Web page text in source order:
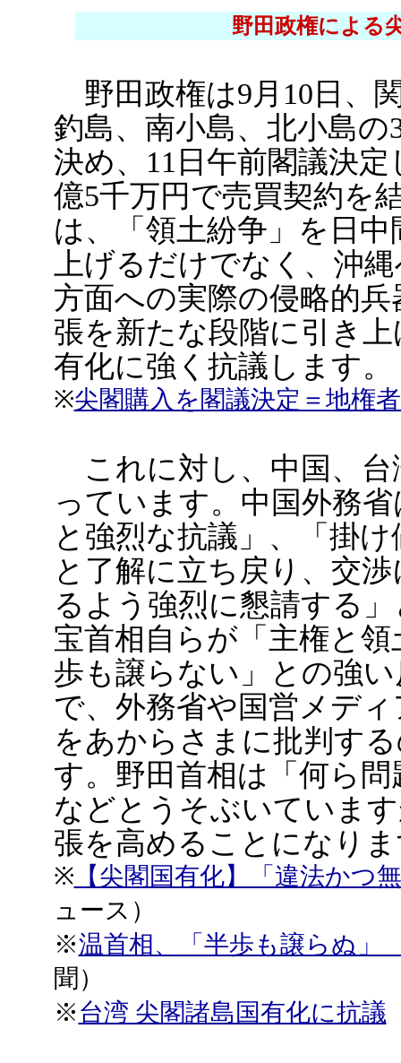
野田政権による
野田政権は9月10日、
釣島、南小島、北小島
決め、11日午前閣議決
億5千万円で売買契約を
は、「領土紛争」を日
上げるだけでなく、沖
方面への実際の侵略的
張を新たな段階に引き
有化に強く抗議します。
※尖閣購入を閣議決定＝地権
これに対し、中国、台
っています。中国外務
と強烈な抗議」、「掛
と了解に立ち戻り、交
るよう強烈に懇請する
宝首相自らが「主権と
歩も譲らない」との強
で、外務省や国営メデ
をあからさまに批判す
す。野田首相は「何ら
などとうそぶいていま
張を高めることになり
※ 【尖閣国有化】「違法かつ
ュース）
※温首相、「半歩も譲らぬ
聞）
※台湾 尖閣諸島国有化に抗議